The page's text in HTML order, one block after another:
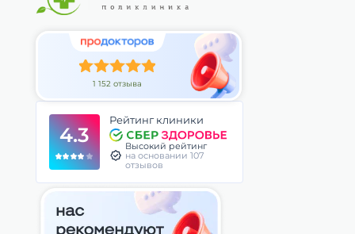
1 152 отзыва
4.3
Рейтинг клиники
Высокий рейтинг
на основании 107
отзывов